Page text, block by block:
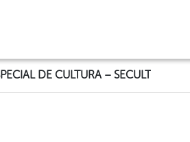
DE CULTURA – SECULT